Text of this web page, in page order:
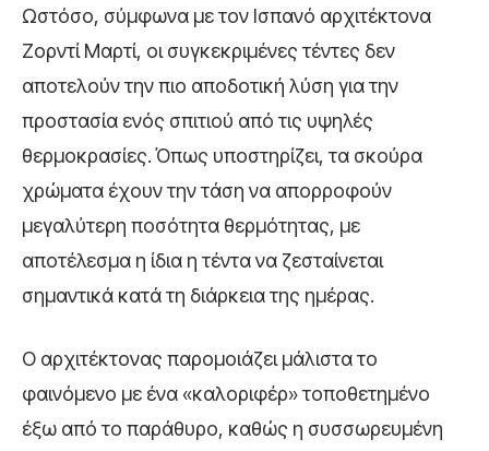
Ωστόσο, σύμφωνα με τον Ισπανό αρχιτέκτονα
Ζορντί Μαρτί, οι συγκεκριμένες τέντες δεν
αποτελούν την πιο αποδοτική λύση για την
προστασία ενός σπιτιού από τις υψηλές
θερμοκρασίες. Όπως υποστηρίζει, τα σκούρα
χρώματα έχουν την τάση να απορροφούν
μεγαλύτερη ποσότητα θερμότητας, με
αποτέλεσμα η ίδια η τέντα να ζεσταίνεται
σημαντικά κατά τη διάρκεια της ημέρας.
Ο αρχιτέκτονας παρομοιάζει μάλιστα το
φαινόμενο με ένα «καλοριφέρ» τοποθετημένο
έξω από το παράθυρο, καθώς η συσσωρευμένη